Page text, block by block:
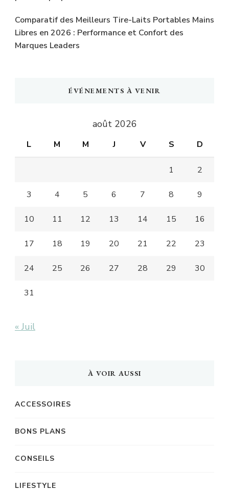
Comparatif des Meilleurs Tire-Laits Portables Mains
Libres en 2026 : Performance et Confort des
Marques Leaders
ÉVÉNEMENTS À VENIR
août 2026
L M M J V S D
1 2
3 4 5 6 7 8 9
10 11 12 13 14 15 16
17 18 19 20 21 22 23
24 25 26 27 28 29 30
31
« Juil
À VOIR AUSSI
ACCESSOIRES
BONS PLANS
CONSEILS
LIFESTYLE